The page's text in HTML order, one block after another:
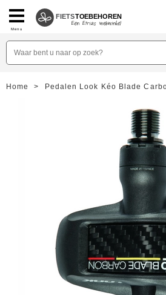
Menu
FIETSTOEBEHOREN
Home > Pedalen Look Kéo Blade